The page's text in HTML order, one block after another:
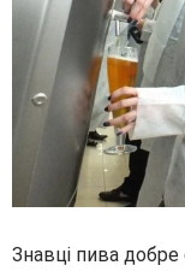
Знавці пива добре